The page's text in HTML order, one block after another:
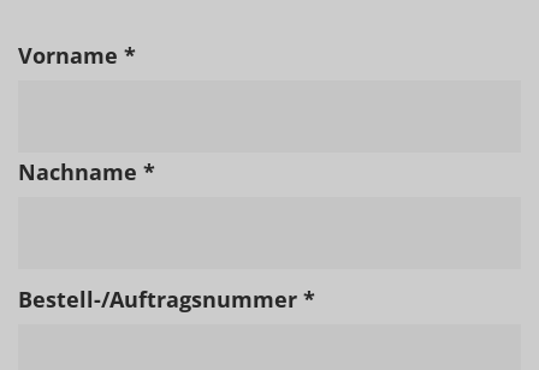
Vorname *
Nachname *
Bestell-/Auftragsnummer *